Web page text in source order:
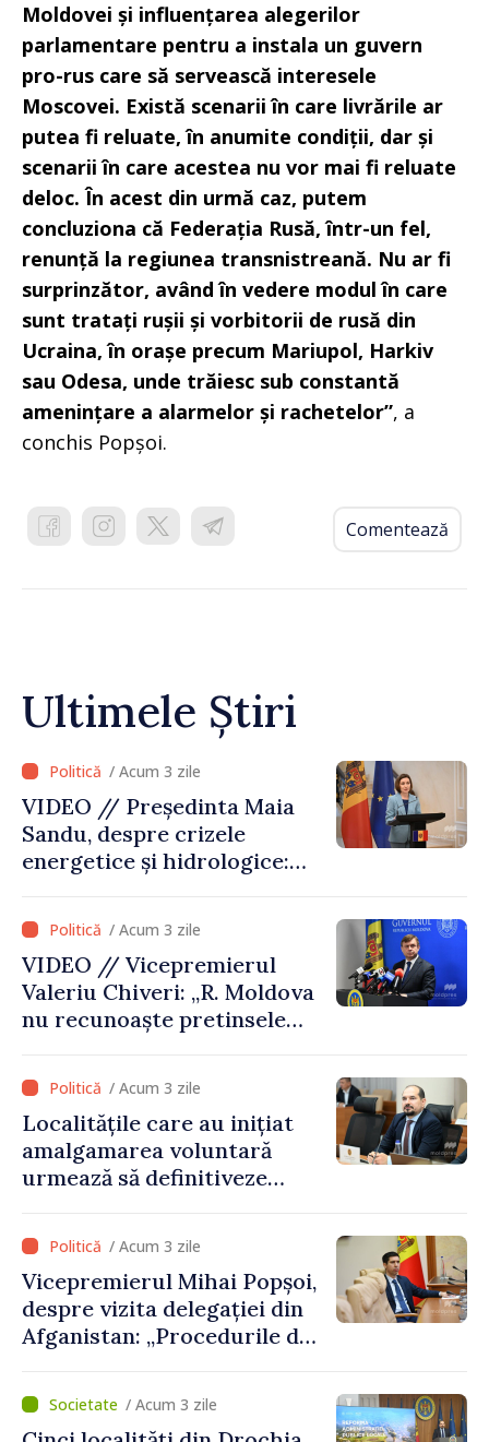
Moldovei și influențarea alegerilor
parlamentare pentru a instala un guvern
pro-rus care să servească interesele
Moscovei. Există scenarii în care livrările ar
putea fi reluate, în anumite condiții, dar și
scenarii în care acestea nu vor mai fi reluate
deloc. În acest din urmă caz, putem
concluziona că Federația Rusă, într-un fel,
renunță la regiunea transnistreană. Nu ar fi
surprinzător, având în vedere modul în care
sunt tratați rușii și vorbitorii de rusă din
Ucraina, în orașe precum Mariupol, Harkiv
sau Odesa, unde trăiesc sub constantă
amenințare a alarmelor și rachetelor”, a
conchis Popșoi.
Comentează
Ultimele Știri
/ Acum 3 zile
VIDEO // Președinta Maia
Sandu, despre crizele
energetice și hidrologice:
posibilul pentru a atenua
consecințele”
/ Acum 3 zile
VIDEO // Vicepremierul
Valeriu Chiveri: „R. Moldova
nu recunoaște pretinsele
de structurile de la Tiraspol
în raioanele de est”
/ Acum 3 zile
Localitățile care au inițiat
amalgamarea voluntară
urmează să definitiveze
parcursul lunii august
/ Acum 3 zile
Vicepremierul Mihai Popșoi,
despre vizita delegației din
Afganistan: „Procedurile de
respectate întocmai. Nu s-
au constatat încălcări ale
/ Acum 3 zile